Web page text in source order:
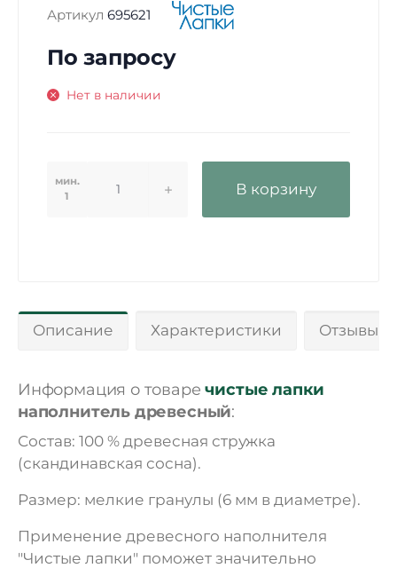
Артикул 695621
По запросу
Нет в наличии
мин.
1
В корзину
Описание Характеристики Отзывы 0
Информация о товаречистые лапки
наполнитель древесный:
Состав: 100 % древесная стружка
(скандинавская сосна).
Размер: мелкие гранулы (6 мм в диаметре).
Применение древесного наполнителя
"Чистые лапки" поможет значительно